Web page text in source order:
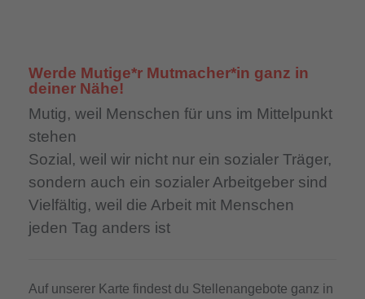
Werde Mutige*r Mutmacher*in ganz in
deiner Nähe!
Mutig, weil Menschen für uns im Mittelpunkt
stehen
Sozial, weil wir nicht nur ein sozialer Träger,
sondern auch ein sozialer Arbeitgeber sind
Vielfältig, weil die Arbeit mit Menschen
jeden Tag anders ist
Auf unserer Karte findest du Stellenangebote ganz in